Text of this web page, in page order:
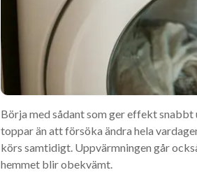
Börja med sådant som ger effekt
toppar än att försöka ändra hela
körs samtidigt. Uppvärmningen går
hemmet blir obekvämt.